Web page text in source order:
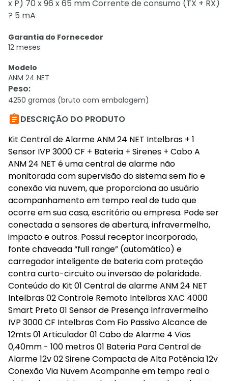
x P) 70 x 96 x 65 mm Corrente de consumo (TX + RX)
? 5 mA
Garantia do Fornecedor
12 meses
Modelo
ANM 24 NET
Peso:
4250 gramas (bruto com embalagem)
DESCRIÇÃO DO PRODUTO
Kit Central de Alarme ANM 24 NET Intelbras + 1
Sensor IVP 3000 CF + Bateria + Sirenes + Cabo A
ANM 24 NET é uma central de alarme não
monitorada com supervisão do sistema sem fio e
conexão via nuvem, que proporciona ao usuário
acompanhamento em tempo real de tudo que
ocorre em sua casa, escritório ou empresa. Pode ser
conectada a sensores de abertura, infravermelho,
impacto e outros. Possui receptor incorporado,
fonte chaveada “full range” (automático) e
carregador inteligente de bateria com proteção
contra curto-circuito ou inversão de polaridade.
Conteúdo do Kit 01 Central de alarme ANM 24 NET
Intelbras 02 Controle Remoto Intelbras XAC 4000
Smart Preto 01 Sensor de Presença Infravermelho
IVP 3000 CF Intelbras Com Fio Passivo Alcance de
12mts 01 Articulador 01 Cabo de Alarme 4 Vias
0,40mm - 100 metros 01 Bateria Para Central de
Alarme 12v 02 Sirene Compacta de Alta Potência 12v
Conexão Via Nuvem Acompanhe em tempo real o